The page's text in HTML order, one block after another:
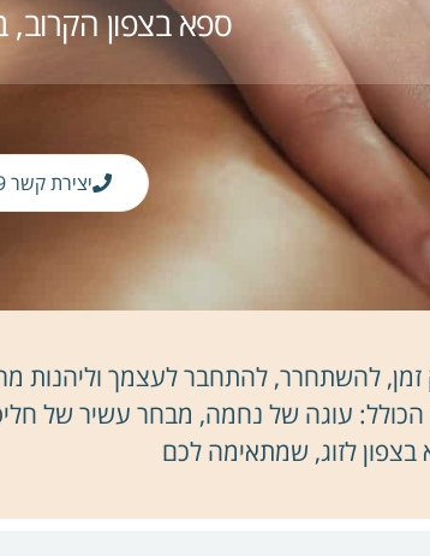
ספא בצפון הקרוב,
יצירת קשר 04-953-1159
להשתחרר, להתחבר לעצמך וליהנות
הכולל: עוגה של נחמה, מבחר עשיר של
לזוג, שמתאימה לכם